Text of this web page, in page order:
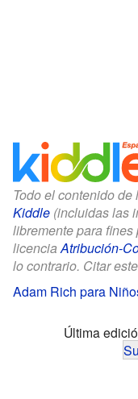
Todo el contenido
Kiddle (incluidas las
libremente para
licenciaAtribución-
lo contrario. Citar
Adam Rich para
Última